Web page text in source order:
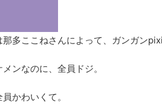
多ここねさんによって、ガンガン
ンなのに、全員ドジ。
かわいくて。